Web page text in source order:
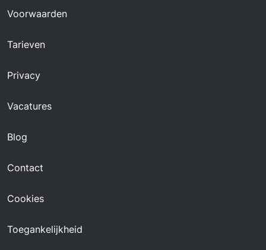
Voorwaarden
Tarieven
Privacy
Vacatures
Blog
Contact
Cookies
Toegankelijkheid